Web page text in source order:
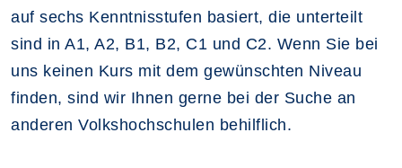
auf sechs Kenntnisstufen basiert, die unterteilt
sind in A1, A2, B1, B2, C1 und C2. Wenn Sie bei
uns keinen Kurs mit dem gewünschten Niveau
finden, sind wir Ihnen gerne bei der Suche an
anderen Volkshochschulen behilflich.